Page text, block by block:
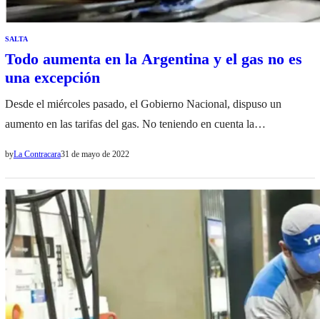
SALTA
Todo aumenta en la Argentina y el gas no es
una excepción
Desde el miércoles pasado, el Gobierno Nacional, dispuso un
aumento en las tarifas del gas. No teniendo en cuenta la
los usuarios que pertenezcan…
byLa Contracara31 de mayo de 2022